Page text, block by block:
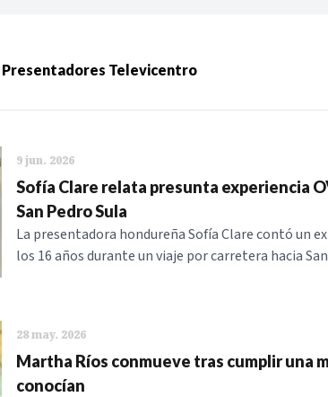
SERIES
Presentadores Televicentro
9 jun. 2026
Sofía Clare relata presunta experiencia
San Pedro Sula
La presentadora hondureña Sofía Clare contó un
los 16 años durante un viaje por carretera hacia
28 may. 2026
Martha Ríos conmueve tras cumplir una
conocían